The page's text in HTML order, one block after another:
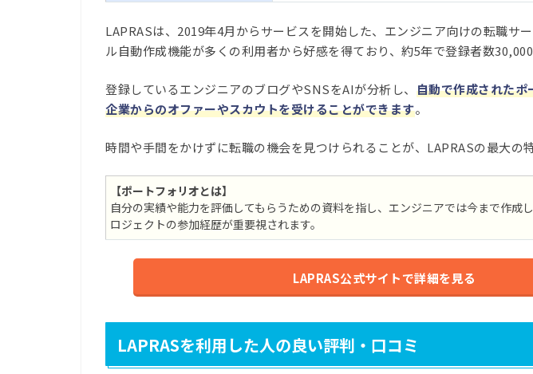
LAPRASは、2019年4月からサービスを開始した、エンジニア向けの転職サ
ル自動作成機能が多くの利用者から好感を得ており、約5年で登録者数30,000
登録しているエンジニアのブログやSNSをAIが分析し、 自動で作成されたポ
企業からのオファーやスカウトを受けることができます。
時間や手間をかけずに転職の機会を見つけられることが、LAPRASの最大の特
【ポートフォリオとは】
自分の実績や能力を評価してもらうための資料を指し、エンジニアでは今まで作成
ロジェクトの参加経歴が重要視されます。
LAPRAS公式サイトで詳細を見る
LAPRASを利用した人の良い評判・口コミ